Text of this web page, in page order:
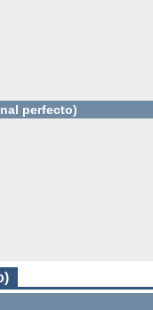
perfecto)